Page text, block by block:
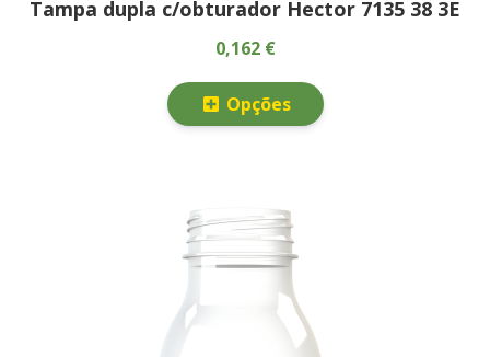
Tampa dupla c/obturador Hector 7135 38 3E
0,162 €
Opções